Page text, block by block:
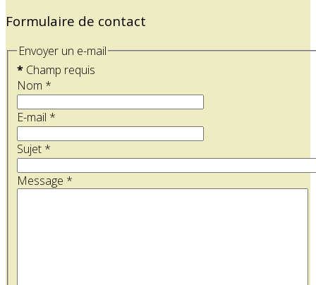
Formulaire de contact
Envoyer un e-mail
* Champ requis
Nom *
E-mail *
Sujet *
Message *